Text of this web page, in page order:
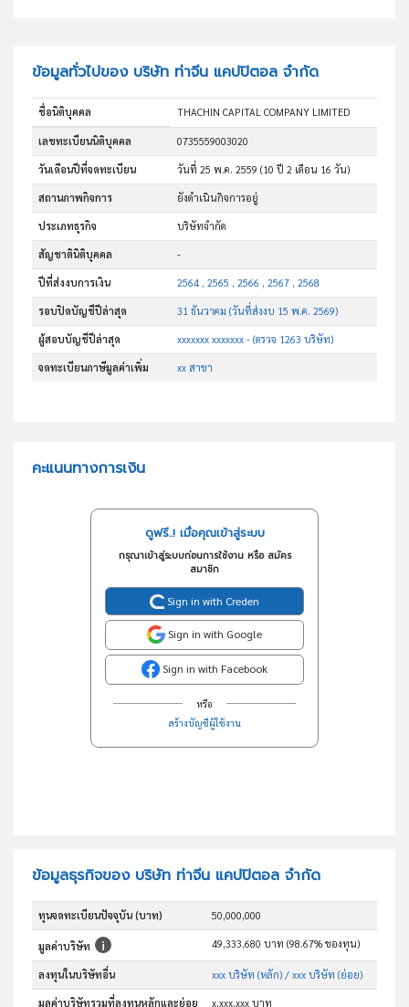
ข้อมูลทั่วไปของ บริษัท ท่าจีน แคปปิตอล จำกัด
ชื่อนิติบุคคล THACHIN CAPITAL COMPANY LIMITED
เลขทะเบียนนิติบุคคล 0735559003020
วันเดือนปีที่จดทะเบียน วันที่ 25 พ.ค. 2559(10 ปี 2 เดือน 16 วัน)
สถานภาพกิจการ ยังดำเนินกิจการอยู่
ประเภทธุรกิจ บริษัทจำกัด
สัญชาตินิติบุคคล -
ปีที่ส่งงบการเงิน 2564 , 2565 , 2566 , 2567 , 2568
รอบปิดบัญชีปีล่าสุด 31 ธันวาคม (วันที่ส่งงบ 15 พ.ค. 2569)
ผู้สอบบัญชีปีล่าสุด xxxxxxx xxxxxxx - (ตรวจ 1263 บริษัท)
จดทะเบียนภาษีมูลค่าเพิ่ม xx สาขา
คะแนนทางการเงิน
ดูฟรี..! เมื่อคุณเข้าสู่ระบบ
กรุณาเข้าสู่ระบบก่อนการใช้งาน หรือ สมัคร
สมาชิก
Sign in with Creden
Sign in with Google
Sign in with Facebook
หรือ
สร้างบัญชีผู้ใช้งาน
ข้อมูลธุรกิจของ บริษัท ท่าจีน แคปปิตอล จำกัด
ทุนจดทะเบียนปัจจุบัน (บาท) 50,000,000
มูลค่าบริษัท 49,333,680 บาท (98.67% ของทุน)
ลงทุนในบริษัทอื่น xxx บริษัท (หลัก)/ xxx บริษัท (ย่อย)
มูลค่าบริษัทรวมที่ลงทุนหลักและย่อย x,xxx,xxx บาท